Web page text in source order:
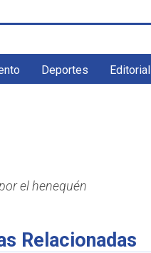
Deportes Editorial
el henequén
Relacionadas